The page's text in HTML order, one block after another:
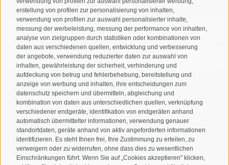
erstellung von profilen zur personalisierung von inhalten,
verwendung von profilen zur auswahl personalisierter inhalte,
messung der werbeleistung, messung der performance von inhalten,
analyse von zielgruppen durch statistiken oder kombinationen von
daten aus verschiedenen quellen, entwicklung und verbesserung
der angebote, verwendung reduzierter daten zur auswahl von
inhalten, gewährleistung der sicherheit, verhinderung und
aufdeckung von betrug und fehlerbehebung, bereitstellung und
anzeige von werbung und inhalten, ihre entscheidungen zum
datenschutz speichern und übermitteln, abgleichung und
kombination von daten aus unterschiedlichen quellen, verknüpfung
verschiedener endgeräte, identifikation von endgeräten anhand
automatisch übermittelter informationen, verwendung genauer
standortdaten, geräte anhand von aktiv angeforderten informationen
identifizieren. Es steht Ihnen frei, Ihre Zustimmung zu erteilen, zu
verweigern oder zu widerrufen, ohne dass dies zu wesentlichen
Einschränkungen führt. Wenn Sie auf „Cookies akzeptieren" klicken,
Ich habe dieDatenschutzbestimmungengelesen und
verstanden und stimme der Verarbeitung meiner
personenbezogenen Daten durch den Verantwortlichen zu
ANMELDEN